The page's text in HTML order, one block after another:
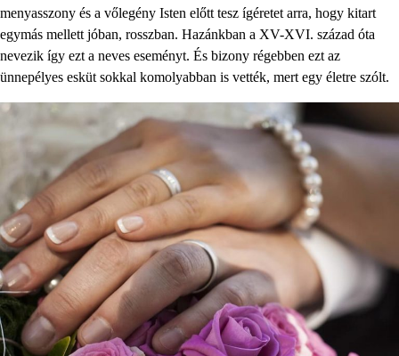
menyasszony és a vőlegény Isten előtt tesz ígéretet arra, hogy kitart
egymás mellett jóban, rosszban. Hazánkban a XV-XVI. század óta
nevezik így ezt a neves eseményt. És bizony régebben ezt az
ünnepélyes esküt sokkal komolyabban is vették, mert egy életre szólt.